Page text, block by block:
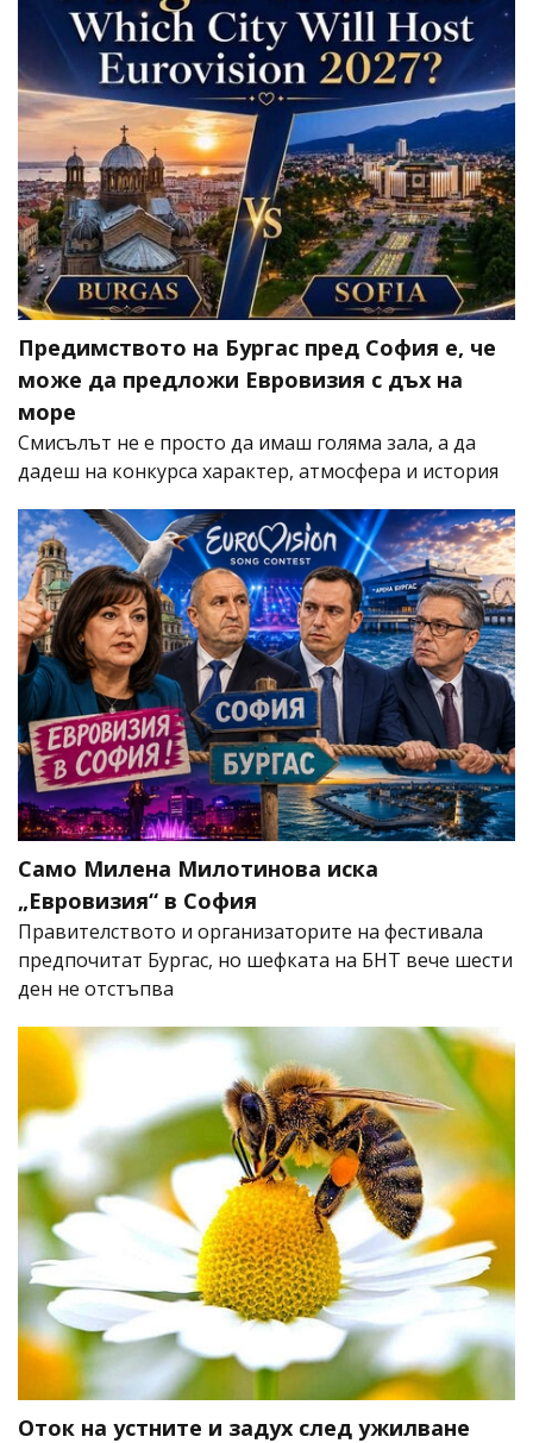
Предимството на Бургас пред София е, че
може да предложи Евровизия с дъх на
море
Смисълът не е просто да имаш голяма зала, а да
дадеш на конкурса характер, атмосфера и история
Само Милена Милотинова иска
„Евровизия“ в София
Правителството и организаторите на фестивала
предпочитат Бургас, но шефката на БНТ вече шести
ден не отстъпва
Оток на устните и задух след ужилване